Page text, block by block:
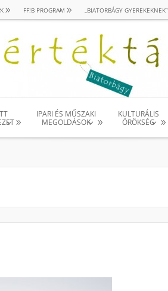
FF!B PROGRAM „BIATORBÁGY GYEREKEKNEK”
IPARI ÉS MŰSZAKI
MEGOLDÁSOK
KULTURÁLIS
ÖRÖKSÉG